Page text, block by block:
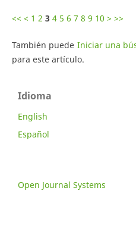
<< < 1 2 3 4 5 6 7 8 9 10 > >>
También puede Iniciar una
para este artículo.
Idioma
English
Español
Open Journal Systems